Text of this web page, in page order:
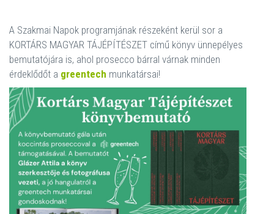
A Szakmai Napok programjának részeként kerül sor a
KORTÁRS MAGYAR TÁJÉPÍTÉSZET című könyv ünnepélyes
bemutatójára is, ahol prosecco bárral várnak minden
érdeklődőt a greentech munkatársai!